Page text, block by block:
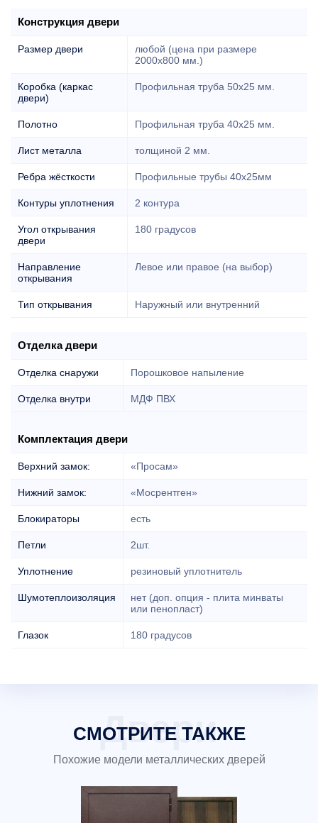
Конструкция двери
Размер двери
любой (цена при размере
2000x800 мм.)
Коробка (каркас
двери)
Профильная труба 50х25 мм.
Полотно Профильная труба 40х25 мм.
Лист металла толщиной 2 мм.
Ребра жёсткости Профильные трубы 40х25мм
Контуры уплотнения 2 контура
Угол открывания
двери
180 градусов
Направление
открывания
Левое или правое (на выбор)
Тип открывания Наружный или внутренний
Отделка двери
Отделка снаружи Порошковое напыление
Отделка внутри МДФ ПВХ
Комплектация двери
Верхний замок: «Просам»
Нижний замок: «Мосрентген»
Блокираторы есть
Петли 2шт.
Уплотнение резиновый уплотнитель
Шумотеплоизоляция
нет (доп. опция - плита минваты
или пенопласт)
Глазок 180 градусов
СМОТРИТЕ ТАКЖЕ
Похожие модели металлических дверей